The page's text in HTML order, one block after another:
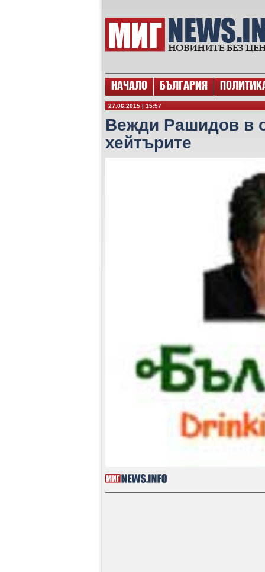
НАЧАЛО БЪЛГАРИЯ
27.06.2015 | 15:57
Вежди Рашидов в
хейтърите